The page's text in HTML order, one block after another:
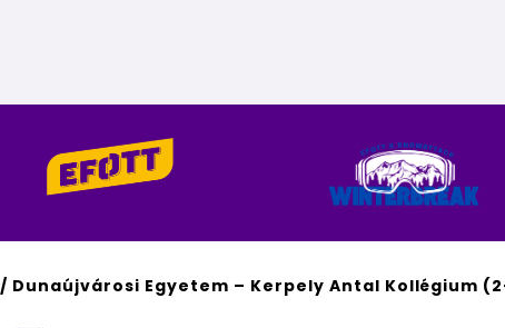
/ Dunaújvárosi Egyetem – Kerpely Antal Kollégium